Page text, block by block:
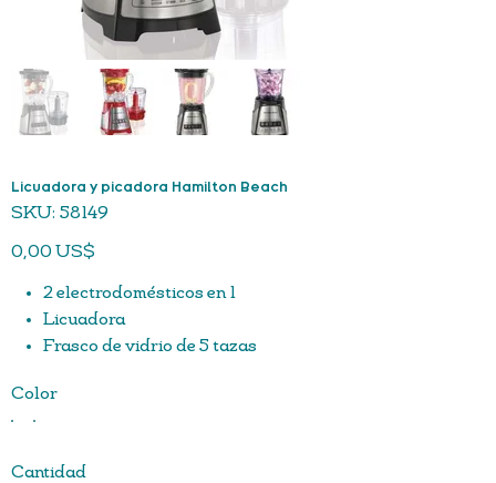
Licuadora y picadora Hamilton Beach
SKU: SKU
58149
58149
Precio
0,00 US$
2 electrodomésticos en 1
Licuadora
Frasco de vidrio de 5 tazas
continuamente la mezcla hacia las cuchillas para
Color
Cantidad